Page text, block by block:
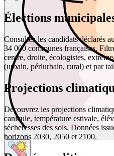
Élections
Consultez les candidats déclarés
34 000 communes françaises.
centre, droite, écologistes,
(urbain, périurbain, rural) et par
Projections
Découvrez les projections
canicule, température estivale,
sécheresses des sols. Données
horizons 2030, 2050 et 2100.